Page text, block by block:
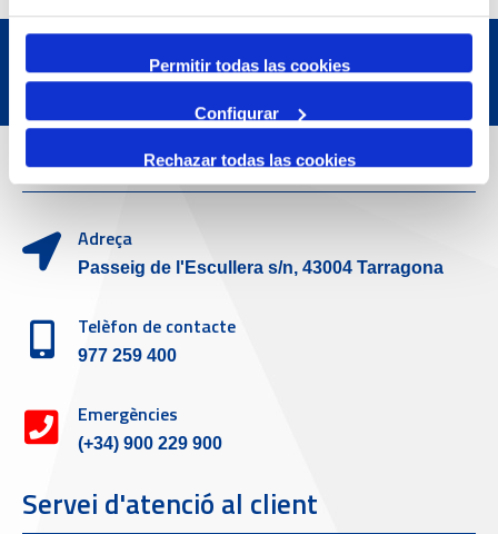
Permitir todas las cookies
Configurar
Rechazar todas las cookies
Dades de Contacte
Adreça
Passeig de l'Escullera s/n, 43004 Tarragona
Telèfon de contacte
977 259 400
Emergències
(+34) 900 229 900
Servei d'atenció al client